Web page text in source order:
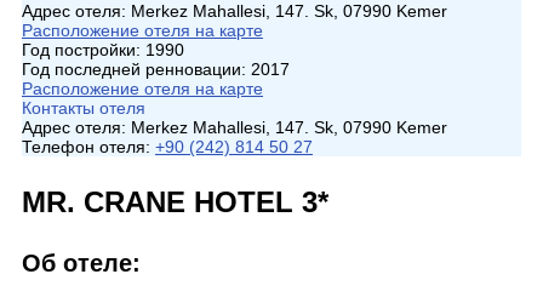
Адрес отеля: Merkez Mahallesi, 147. Sk, 07990 Kemer
Расположение отеля на карте
Год постройки: 1990
Год последней ренновации: 2017
Расположение отеля на карте
Контакты отеля
Адрес отеля: Merkez Mahallesi, 147. Sk, 07990 Kemer
Телефон отеля: +90 (242) 814 50 27
MR. CRANE HOTEL 3*
Об отеле: